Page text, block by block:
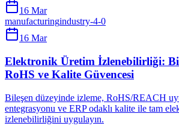
16 Mar
manufacturingindustry-4-0
16 Mar
Elektronik Üretim İzlenebilirliği:
RoHS ve Kalite Güvencesi
Bileşen düzeyinde izleme, RoHS/REACH
entegrasyonu ve ERP odaklı kalite ile tam
izlenebilirliğini uygulayın.